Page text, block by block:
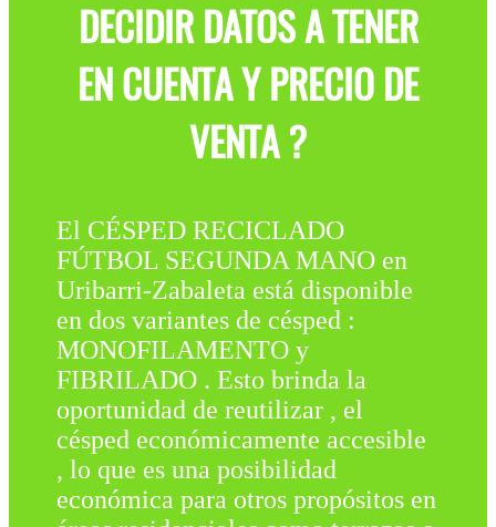
DECIDIR DATOS A TENER
EN CUENTA Y PRECIO DE
VENTA ?
El CÉSPED RECICLADO
FÚTBOL SEGUNDA MANO en
Uribarri-Zabaleta está disponible
en dos variantes de césped :
MONOFILAMENTO y
FIBRILADO . Esto brinda la
oportunidad de reutilizar , el
césped económicamente accesible
, lo que es una posibilidad
económica para otros propósitos en